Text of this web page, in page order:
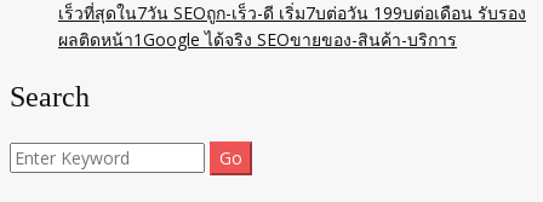
เร็วที่สุดใน7วัน SEOถูก-เร็ว-ดี เริ่ม7บต่อวัน 199บต่อเดือน รับรอง
ผลติดหน้า1Google ได้จริง SEOขายของ-สินค้า-บริการ
Search
Search
for: